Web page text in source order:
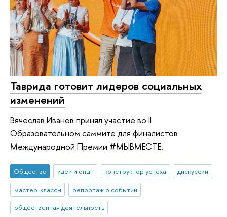
Таврида готовит лидеров социальных
изменений
Вячеслав Иванов принял участие во II
Образовательном саммите для финалистов
Международной Премии #МЫВМЕСТЕ.
Общество идеи и опыт конструктор успеха
дискуссии
мастер-классы
репортаж о событии
общественная деятельность